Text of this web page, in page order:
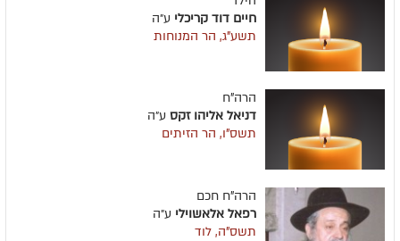
חיים דוד קריכלי ע״ה
תשע"ג, הר המנוחות
הרה"ח
דניאל אליהו זקס ע״ה
תשס"ו, הר הזיתים
הרה"ח חכם
רפאל אלאשוילי ע״ה
תשס"ה, לוד